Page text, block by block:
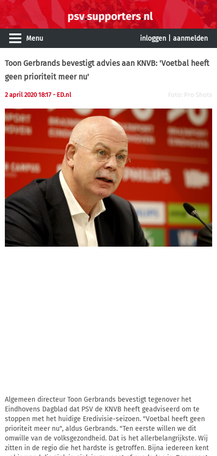
Menu inloggen aanmelden
Toon Gerbrands bevestigt advies aan KNVB: 'Voetbal heeft
geen prioriteit meer nu'
2 april 2020 18:17 - ED.nl Foto: Pro Shots
Algemeen directeur Toon Gerbrands bevestigt tegenover het
Eindhovens Dagblad dat PSV de KNVB heeft geadviseerd om te
stoppen met het huidige Eredivisie-seizoen. "Voetbal heeft geen
prioriteit meer nu", aldus Gerbrands. "Ten eerste willen we dit
omwille van de volksgezondheid. Dat is het allerbelangrijkste. Wij
zitten in de regio die het hardste is getroffen. Bijna iedereen kent